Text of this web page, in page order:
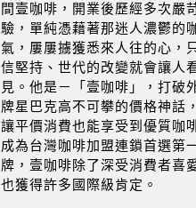
間壹咖啡，開業後歷經多次嚴
驗，單純憑藉著那迷人濃鬱的
氣，屢屢擄獲悉來人往的心，
信堅持、世代的改變就會讓人
見。他是－「壹咖啡」，打破
牌星巴克高不可攀的價格神話
讓平價消費也能享受到優質咖
成為台灣咖啡加盟連鎖首選第
牌，壹咖啡除了深受消費者喜
也獲得許多國際級肯定。